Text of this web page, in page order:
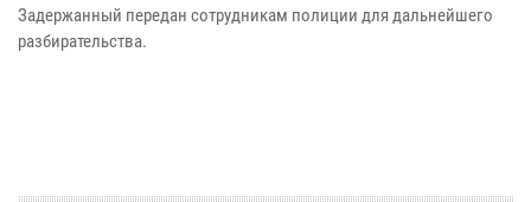
Задержанный передан сотрудникам полиции для дальнейшего
разбирательства.